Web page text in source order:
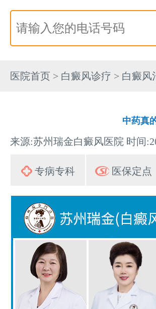
医院首页 > 白癜风诊疗 > 白癜风
中药真
来源:苏州瑞金白癜风医院 时间
专病专科 医保定点